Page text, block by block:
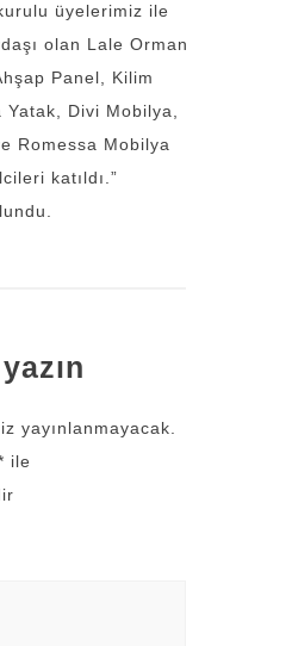
üyelerimiz ile
olan Lale Orman
Panel, Kilim
Divi Mobilya,
Romessa Mobilya
katıldı.”
yayınlanmayacak.
ile